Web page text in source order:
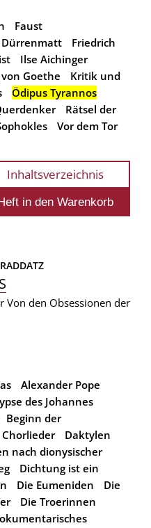
Faust
Dürrenmatt
Friedrich
Ilse Aichinger
Goethe
Kritik und
Ödipus Tyrannos
Rätsel der
Vor dem Tor
Inhaltsverzeichnis
Von den Obsessionen der
Alexander Pope
des Johannes
Beginn der
Chorlieder
Daktylen
nach dionysischer
Dichtung ist ein
Die Eumeniden
Die
Die Troerinnen